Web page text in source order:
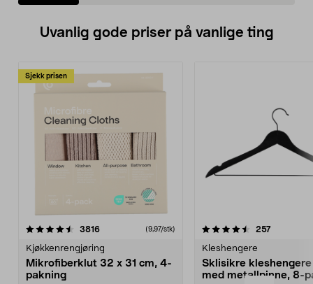
Uvanlig gode priser på vanlige ting
Sjekk prisen
3816anmeldelser(9,97/stk)
Kjøkkenrengjøring
Mikrofiberklut 32 x 31 cm, 4-
pakning
4.5av 5 stjerner 257
Kleshengere
Sklisikre
med metallpinne, 8-
4.5av 5 stjerner